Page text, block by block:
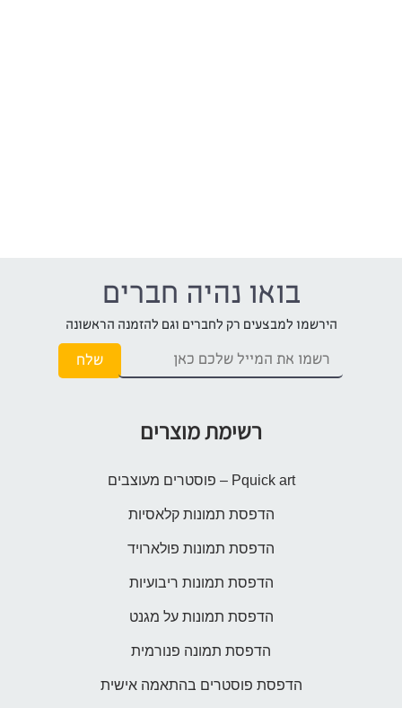
בואו נהיה חברים
הירשמו למבצעים רק לחברים וגם להזמנה הראשונה
רשימת מוצרים
Pquick art – פוסטרים מעוצבים
הדפסת תמונות קלאסיות
הדפסת תמונות פולארויד
הדפסת תמונות ריבועיות
הדפסת תמונות על מגנט
הדפסת תמונה פנורמית
הדפסת פוסטרים בהתאמה אישית